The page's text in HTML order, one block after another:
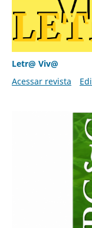
Letr@ Viv@
Acessar revista